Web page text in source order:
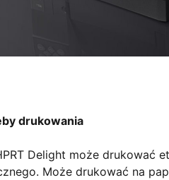
drukowania
Delight może drukować
Może drukować na